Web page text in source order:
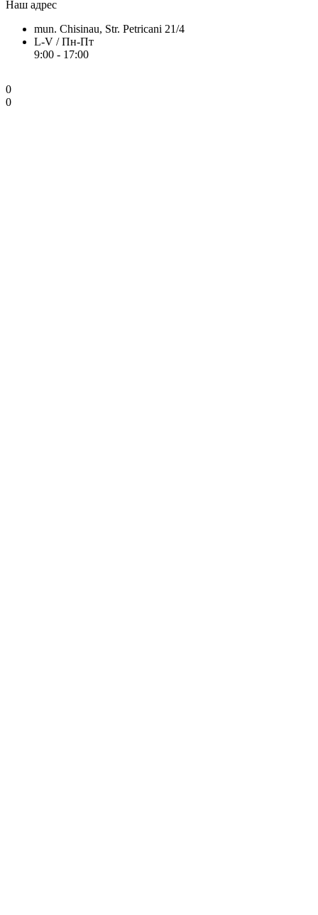
Наш адрес
mun. Chisinau, Str. Petricani 21/4
L-V / Пн-Пт
9:00 - 17:00
0
0